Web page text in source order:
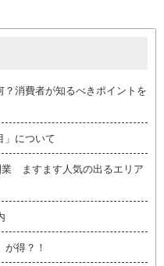
消費者が知るべきポイントを
」について
業 ますます人気の出るエリア
得？！